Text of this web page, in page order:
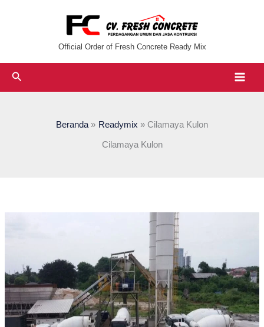
Official Order of Fresh Concrete Ready Mix
Cari
Beranda Readymix Cilamaya Kulon
Cilamaya Kulon